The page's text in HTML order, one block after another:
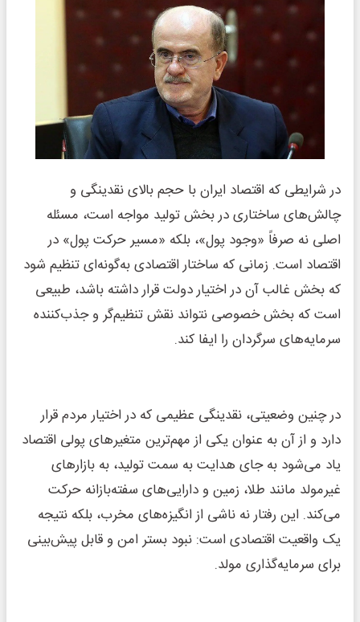
در شرایطی که اقتصاد ایران با حجم بالای نقدینگی و
چالش‌های ساختاری در بخش تولید مواجه است، مسئله
اصلی نه صرفاً «وجود پول»، بلکه «مسیر حرکت پول» در
اقتصاد است. زمانی که ساختار اقتصادی به‌گونه‌ای تنظیم شود
که بخش غالب آن در اختیار دولت قرار داشته باشد، طبیعی
است که بخش خصوصی نتواند نقش تنظیم‌گر و جذب‌کننده
سرمایه‌های سرگردان را ایفا کند.
در چنین وضعیتی، نقدینگی عظیمی که در اختیار مردم قرار
دارد و از آن به عنوان یکی از مهم‌ترین متغیرهای پولی اقتصاد
یاد می‌شود به جای هدایت به سمت تولید، به بازارهای
غیرمولد مانند طلا، زمین و دارایی‌های سفته‌بازانه حرکت
می‌کند. این رفتار نه ناشی از انگیزه‌های مخرب، بلکه نتیجه
یک واقعیت اقتصادی است: نبود بستر امن و قابل پیش‌بینی
برای سرمایه‌گذاری مولد.